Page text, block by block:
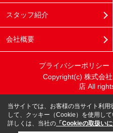
スタッフ紹介
会社概要
プライバシーポリシー
Copyright(c) 株式会
店 All
当サイトでは、お客様の当サイト利
して、クッキー（Cookie）を使用して
詳しくは、当社の 「Cookieの取扱いに